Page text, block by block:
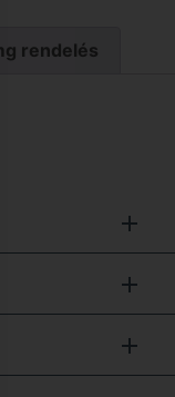
rendelés